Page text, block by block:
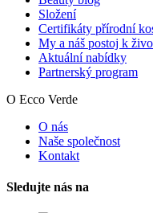
Složení
Certifikáty přírodní
My a náš postoj k
Aktuální nabídky
Partnerský program
O Ecco Verde
O nás
Naše společnost
Kontakt
Sledujte nás na